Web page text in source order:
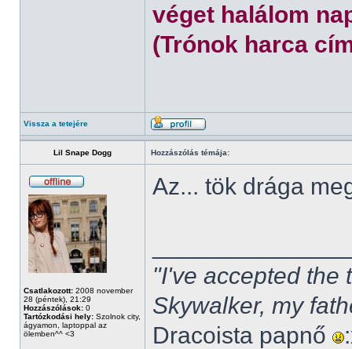
véget halálom
(Trónok harca
Vissza a tetejére
Lil Snape Dogg Hozzászólás témája:
Csatlakozott: 2008 november
28 (péntek), 21:29
Hozzászólások: 0
Tartózkodási hely: Szolnok city,
ágyamon, laptoppal az
ölemben^^ <3
Az... tök drága
"I've accepted the
Skywalker, my
Dracoista papnő